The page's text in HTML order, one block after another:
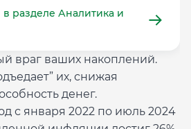
разделе Аналитика и
враг ваших накоплений.
их, снижая
денег.
с января 2022 по июль 2024